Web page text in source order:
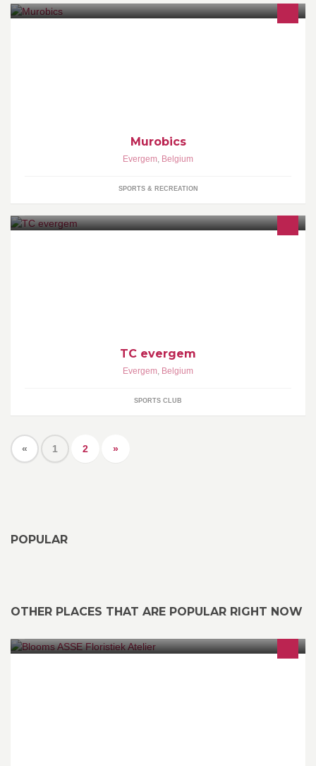
Murobics
Evergem, Belgium
SPORTS & RECREATION
TC evergem
Evergem, Belgium
SPORTS CLUB
« 1 2 »
POPULAR
OTHER PLACES THAT ARE POPULAR RIGHT NOW